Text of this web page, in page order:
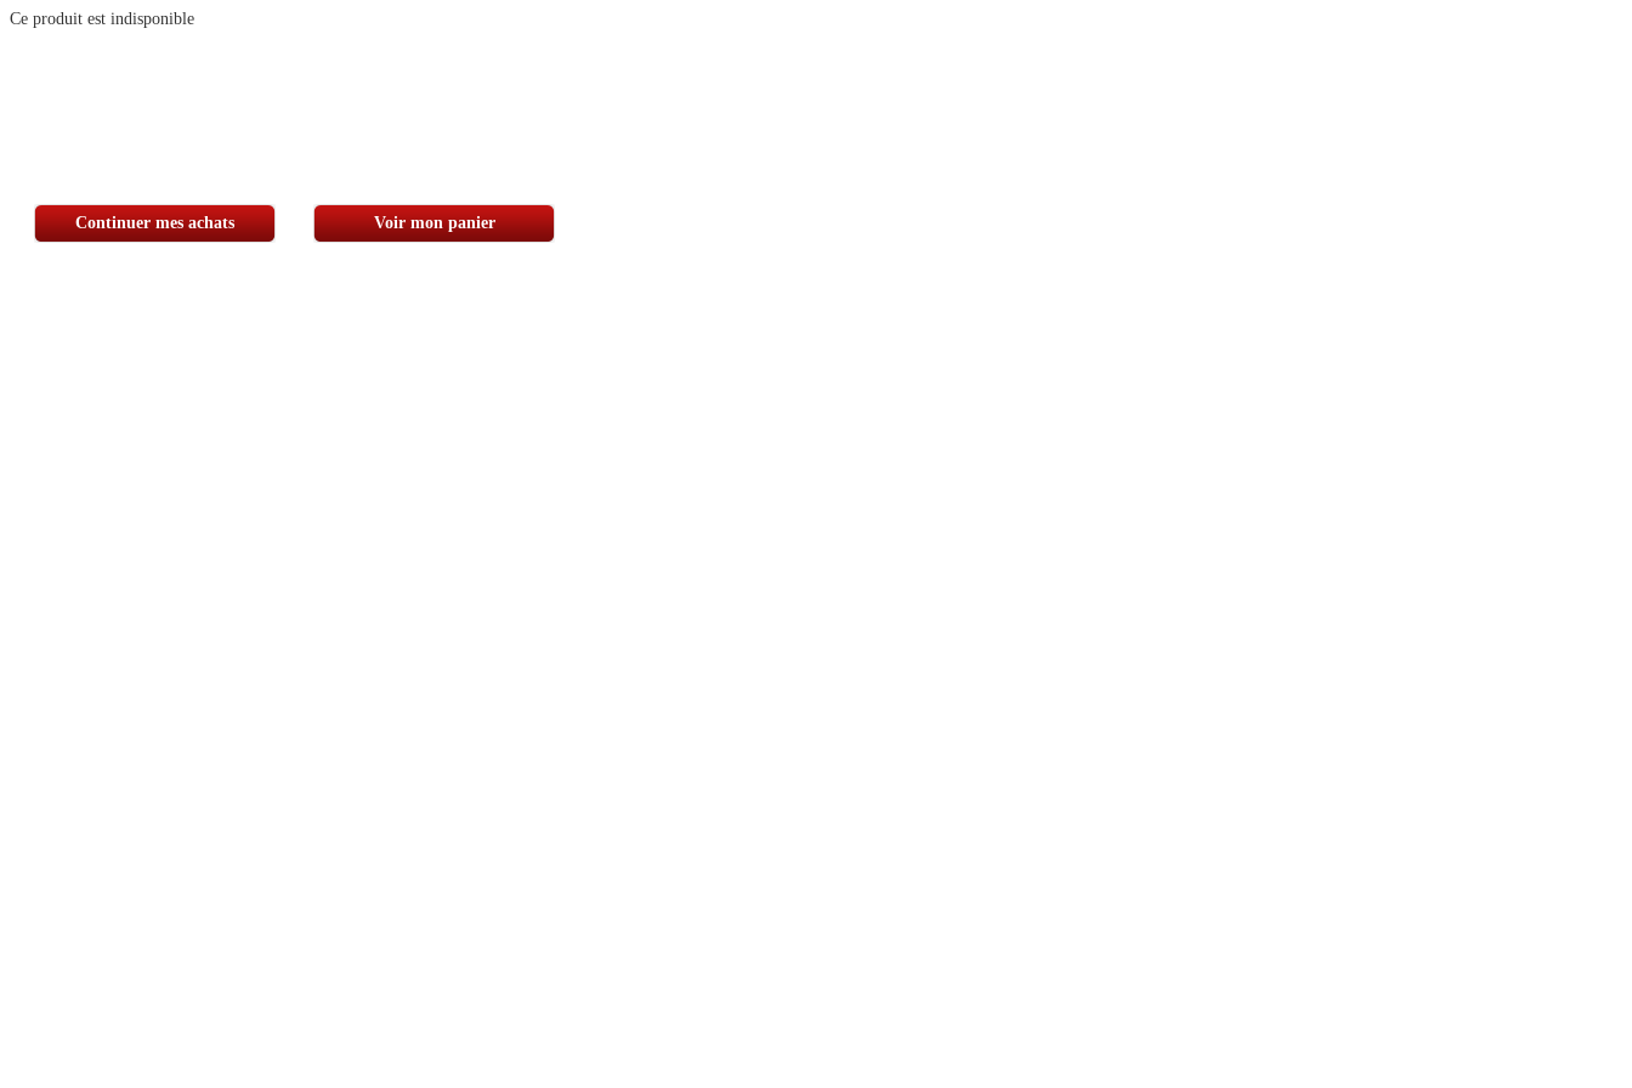
Ce produit est indisponible
Continuer mes achats Voir mon panier